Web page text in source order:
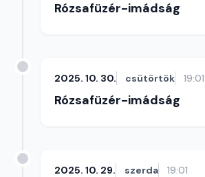
Rózsafüzér-imádság
2025. 10. 30. csütörtök 19:01
Rózsafüzér-imádság
2025. 10. 29. szerda 19:01